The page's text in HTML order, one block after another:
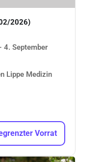
2026)
September
Lippe Medizin
Vorrat